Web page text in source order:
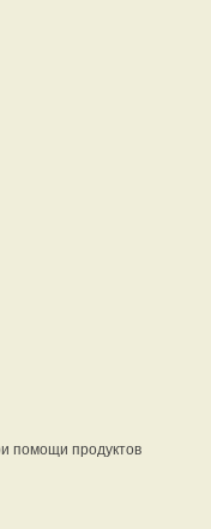
помощи продуктов